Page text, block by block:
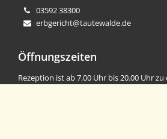
03592 38300
erbgericht@tautewalde.de
Öffnungszeiten
Rezeption ist ab 7.00 Uhr bis 20.00 Uhr zu